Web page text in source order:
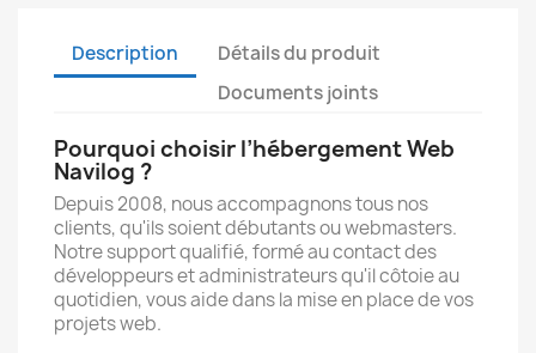
Description
Détails du produit
Documents joints
Pourquoi choisir l’hébergement Web
Navilog ?
Depuis 2008, nous accompagnons tous nos
clients, qu'ils soient débutants ou webmasters.
Notre support qualifié, formé au contact des
développeurs et administrateurs qu'il côtoie au
quotidien, vous aide dans la mise en place de vos
projets web.